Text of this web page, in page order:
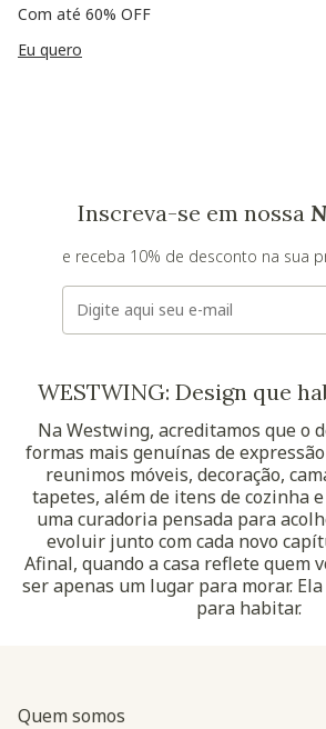
Com até 60% OFF
Eu quero
Inscreva-se em nossa
e receba 10% de desconto na sua
E-mail
WESTWING: Design que
Na Westwing, acreditamos que o
formas mais genuínas de
reunimos móveis, decoração,
tapetes, além de itens de cozinha
uma curadoria pensada para
evoluir junto com cada novo
Afinal, quando a casa reflete quem
ser apenas um lugar para morar.
para habitar.
Quem somos